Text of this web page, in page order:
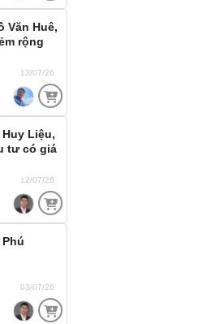
Văn Huê,
rộng
13/07/26
Liệu,
tư có giá
12/07/26
03/07/26